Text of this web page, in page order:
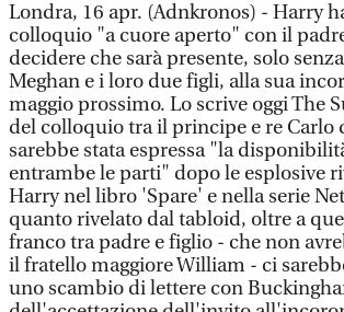
Londra, 16 apr. (Adnkronos) - Harry
colloquio "a cuore aperto" con il
decidere che sarà presente, solo
Meghan e i loro due figli, alla sua
maggio prossimo. Lo scrive oggi The
del colloquio tra il principe e re Carlo
sarebbe stata espressa "la
entrambe le parti" dopo le esplosive
Harry nel libro 'Spare' e nella serie
quanto rivelato dal tabloid, oltre a
franco tra padre e figlio - che non
il fratello maggiore William - ci
uno scambio di lettere con